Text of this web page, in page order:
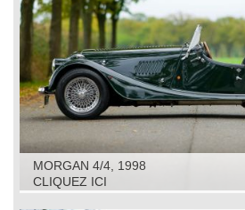
MORGAN 4/4, 1998
CLIQUEZ ICI